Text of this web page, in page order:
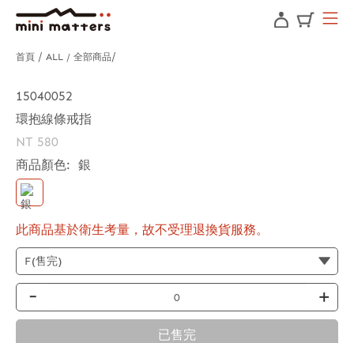
首頁 ALL / 全部商品
15040052
環抱線條戒指
NT 580
商品顏色: 銀
此商品基於衛生考量，故不受理退換貨服務。
- +
已售完